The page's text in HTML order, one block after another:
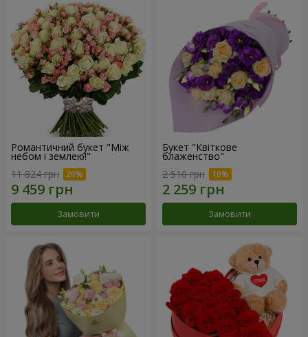
Романтичний букет "Між
небом і землею!"
11 824 грн
Замовити
Букет "Квіткове
блаженство"
2 510 грн
Замовити